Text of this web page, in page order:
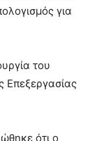
για
του
Επεξεργασίας
ότι ο